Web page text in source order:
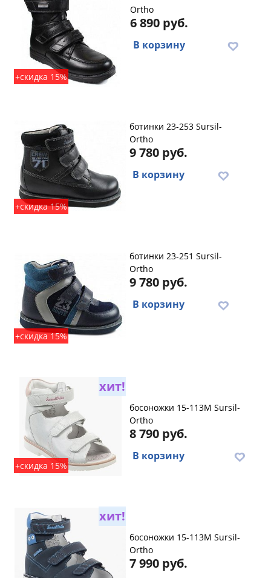
+скидка 15%
Ortho
6 890 руб.
В корзину
+скидка 15%
ботинки 23-253 Sursil-
Ortho
9 780 руб.
В корзину
+скидка 15%
ботинки 23-251 Sursil-
Ortho
9 780 руб.
В корзину
хит!
+скидка 15%
босоножки 15-113M Sursil-
Ortho
8 790 руб.
В корзину
хит!
босоножки 15-113M Sursil-
Ortho
7 990 руб.